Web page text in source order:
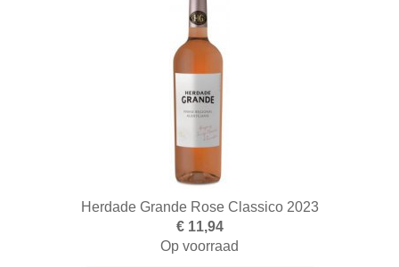
Herdade Grande Rose Classico 2023
€ 11,94
Op voorraad